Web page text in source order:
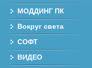
МОДДИНГ ПК
Вокруг света
СОФТ
ВИДЕО